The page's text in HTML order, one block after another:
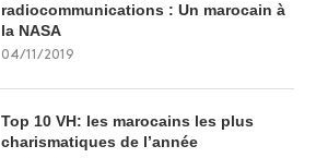
radiocommunications : Un marocain à
la NASA
04/11/2019
Top 10 VH: les marocains les plus
charismatiques de l’année